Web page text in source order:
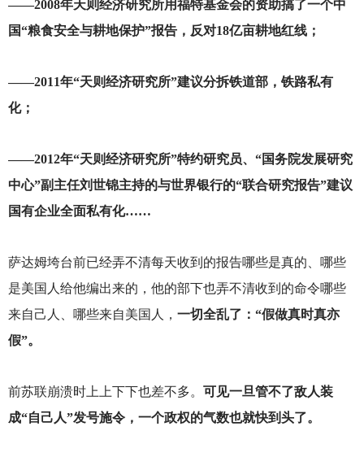
——2008年天则经济研究所用福特基金会的资助搞了一个中
国“粮食安全与耕地保护”报告，反对18亿亩耕地红线；
——2011年“天则经济研究所”建议分拆铁道部，铁路私有
化；
——2012年“天则经济研究所”特约研究员、“国务院发展研究
中心”副主任刘世锦主持的与世界银行的“联合研究报告”建议
国有企业全面私有化……
萨达姆垮台前已经弄不清每天收到的报告哪些是真的、哪些
是美国人给他编出来的，他的部下也弄不清收到的命令哪些
来自己人、哪些来自美国人， 一切全乱了：“假做真时真亦
假”。
前苏联崩溃时上上下下也差不多。 可见一旦管不了敌人装
成“自己人”发号施令，一个政权的气数也就快到头了。